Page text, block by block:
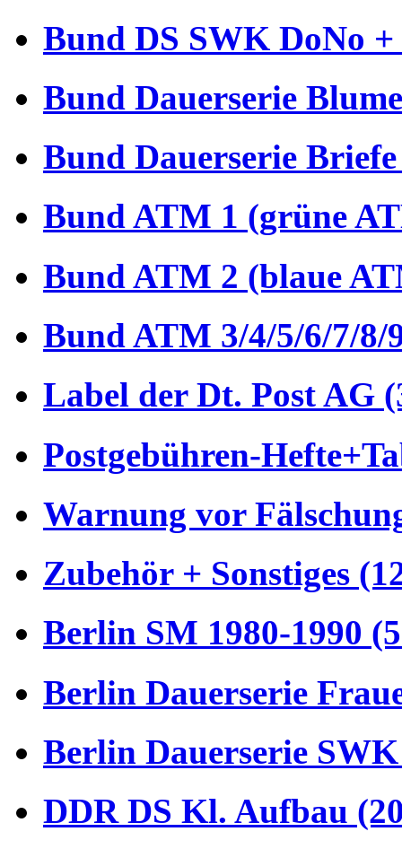
Bund DS SWK DoNo +
Bund Dauerserie
Bund Dauerserie
Bund ATM 1 (grüne
Bund ATM 2 (blaue
Bund ATM 3/4/5/6/7/8/
Label der Dt. Post AG
Postgebühren-
Warnung vor
Zubehör + Sonstiges
Berlin SM 1980-1990
Berlin Dauerserie
Berlin Dauerserie
DDR DS Kl. Aufbau